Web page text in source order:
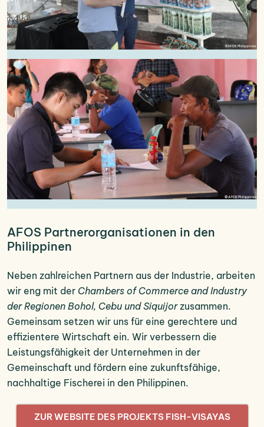
AFOS Partnerorganisationen in den
Philippinen
Neben zahlreichen Partnern aus der Industrie, arbeiten
wir eng mit der Chambers of Commerce and Industry
der Regionen Bohol, Cebu und Siquijorzusammen.
Gemeinsam setzen wir uns für eine gerechtere und
effizientere Wirtschaft ein. Wir verbessern die
Leistungsfähigkeit der Unternehmen in der
Gemeinschaft und fördern eine zukunftsfähige,
nachhaltige Fischerei in den Philippinen.
ZUR WEBSITE DES PROJEKTS FISH-VISAYAS